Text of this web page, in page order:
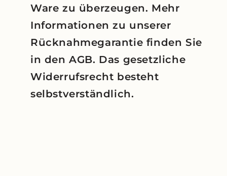
Ware zu überzeugen. Mehr
Informationen zu unserer
Rücknahmegarantie finden Sie
in den AGB. Das gesetzliche
Widerrufsrecht besteht
selbstverständlich.